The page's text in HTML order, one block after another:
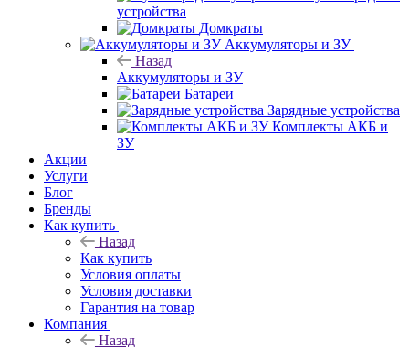
устройства
Домкраты
Аккумуляторы и ЗУ
Назад
Аккумуляторы и ЗУ
Батареи
Зарядные устройства
Комплекты АКБ и
ЗУ
Акции
Услуги
Блог
Бренды
Как купить
Назад
Как купить
Условия оплаты
Условия доставки
Гарантия на товар
Компания
Назад